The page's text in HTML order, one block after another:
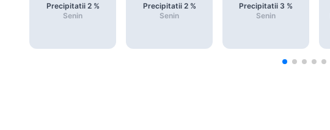
Precipitatii 2%
Senin
Precipitatii 2%
Senin
Precipitatii 3 %
Senin